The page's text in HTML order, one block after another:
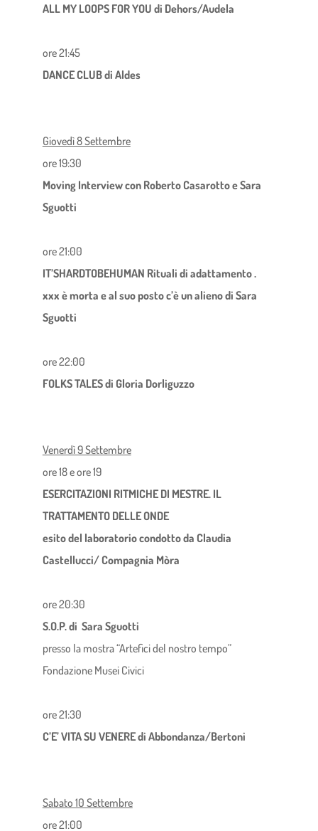
ALL MY LOOPS FOR YOU di Dehors/Audela
ore 21:45
DANCE CLUB di Aldes
Giovedì 8 Settembre
ore 19:30
Moving Interview con Roberto Casarotto e Sara
Sguotti
ore 21:00
IT’SHARDTOBEHUMAN Rituali di adattamento .
xxx è morta e al suo posto c’è un alieno di Sara
Sguotti
ore 22:00
FOLKS TALES di Gloria Dorliguzzo
Venerdì 9 Settembre
ore 18 e ore 19
ESERCITAZIONI RITMICHE DI MESTRE. IL
TRATTAMENTO DELLE ONDE
esito del laboratorio condotto da Claudia
Castellucci/ Compagnia Mòra
ore 20:30
S.O.P. di Sara Sguotti
presso la mostra “Artefici del nostro tempo”
Fondazione Musei Civici
ore 21:30
C’E’ VITA SU VENERE di Abbondanza/Bertoni
Sabato 10 Settembre
ore 21:00